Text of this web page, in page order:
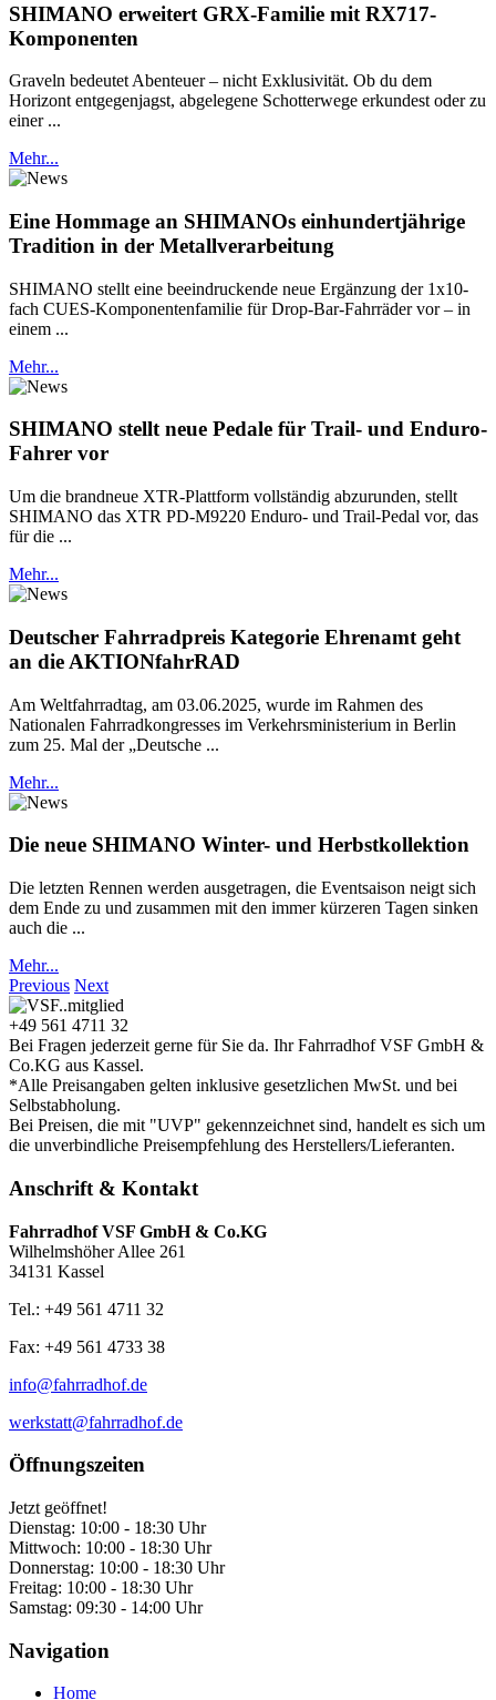
SHIMANO erweitert GRX-Familie mit RX717-
Komponenten
Graveln bedeutet Abenteuer – nicht Exklusivität. Ob du dem
Horizont entgegenjagst, abgelegene Schotterwege erkundest oder zu
einer ...
Mehr...
Eine Hommage an SHIMANOs einhundertjährige
Tradition in der Metallverarbeitung
SHIMANO stellt eine beeindruckende neue Ergänzung der 1x10-
fach CUES-Komponentenfamilie für Drop-Bar-Fahrräder vor – in
einem ...
Mehr...
SHIMANO stellt neue Pedale für Trail- und Enduro-
Fahrer vor
Um die brandneue XTR-Plattform vollständig abzurunden, stellt
SHIMANO das XTR PD-M9220 Enduro- und Trail-Pedal vor, das
für die ...
Mehr...
Deutscher Fahrradpreis Kategorie Ehrenamt geht
an die AKTIONfahrRAD
Am Weltfahrradtag, am 03.06.2025, wurde im Rahmen des
Nationalen Fahrradkongresses im Verkehrsministerium in Berlin
zum 25. Mal der „Deutsche ...
Mehr...
Die neue SHIMANO Winter- und Herbstkollektion
Die letzten Rennen werden ausgetragen, die Eventsaison neigt sich
dem Ende zu und zusammen mit den immer kürzeren Tagen sinken
auch die ...
Mehr...
Previous Next
+49 561 4711 32
Bei Fragen jederzeit gerne für Sie da. Ihr Fahrradhof VSF GmbH &
Co.KG aus Kassel.
*Alle Preisangaben gelten inklusive gesetzlichen MwSt. und bei
Selbstabholung.
Bei Preisen, die mit "UVP" gekennzeichnet sind, handelt es sich um
die unverbindliche Preisempfehlung des Herstellers/Lieferanten.
Anschrift & Kontakt
Fahrradhof VSF GmbH & Co.KG
Wilhelmshöher Allee 261
34131 Kassel
Tel.: +49 561 4711 32
Fax: +49 561 4733 38
info@fahrradhof.de
werkstatt@fahrradhof.de
Öffnungszeiten
Jetzt geöffnet!
Dienstag: 10:00 - 18:30 Uhr
Mittwoch: 10:00 - 18:30 Uhr
Donnerstag: 10:00 - 18:30 Uhr
Freitag: 10:00 - 18:30 Uhr
Samstag: 09:30 - 14:00 Uhr
Navigation
Home